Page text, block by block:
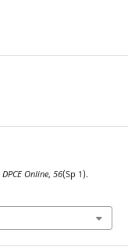
DPCE Online, 56(Sp 1).